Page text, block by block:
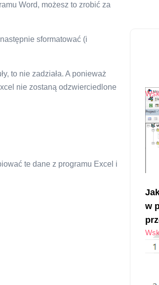
Word, możesz to zrobić za
sformatować (i
to nie zadziała. A ponieważ
nie zostaną odzwierciedlone
te dane z programu Excel i
w